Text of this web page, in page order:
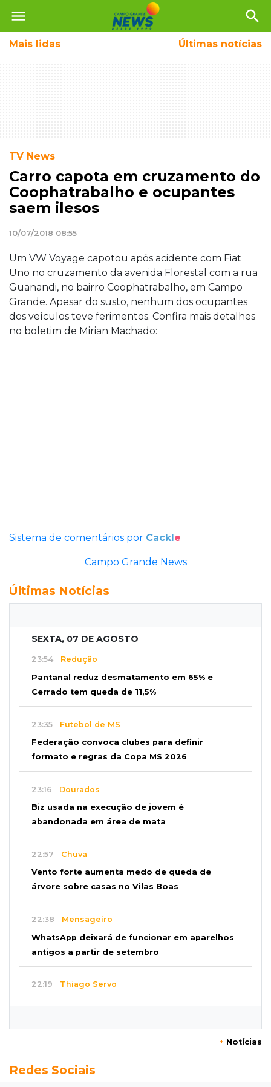
menu search
Mais lidas Últimas notícias
TV News
Carro capota em cruzamento do
Coophatrabalho e ocupantes
saem ilesos
10/07/2018 08:55
Um VW Voyage capotou após acidente com Fiat
Uno no cruzamento da avenida Florestal com a rua
Guanandi, no bairro Coophatrabalho, em Campo
Grande. Apesar do susto, nenhum dos ocupantes
dos veículos teve ferimentos. Confira mais detalhes
no boletim de Mirian Machado:
Sistema de comentários por Cackle
Campo Grande News
Últimas Notícias
SEXTA, 07 DE AGOSTO
23:54 Redução
Pantanal reduz desmatamento em 65% e
Cerrado tem queda de 11,5%
23:35 Futebol de MS
Federação convoca clubes para definir
formato e regras da Copa MS 2026
23:16 Dourados
Biz usada na execução de jovem é
abandonada em área de mata
22:57 Chuva
Vento forte aumenta medo de queda de
árvore sobre casas no Vilas Boas
22:38 Mensageiro
WhatsApp deixará de funcionar em aparelhos
antigos a partir de setembro
22:19 Thiago Servo
Semana vai começar com 909 novas
+ Notícias
Redes Sociais